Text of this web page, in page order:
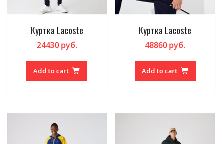
Куртка Lacoste
24430руб.
Add to cart
Куртка Lacoste
48860 руб.
Add to cart